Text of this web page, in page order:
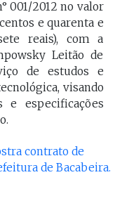
001/2012 no valor
e quarenta e
reais), com a
Leitão de
de estudos e
visando
e especificações